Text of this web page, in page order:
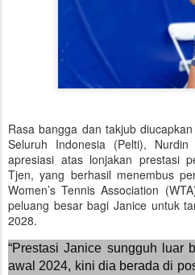
Rasa bangga dan takjub
Seluruh Indonesia (Pelti), Nurdin
apresiasi atas lonjakan prestasi
Tjen, yang berhasil menembus
Women’s Tennis Association
peluang besar bagi Janice untuk
2028.
“Prestasi Janice sungguh luar
awal 2024, kini dia berada di